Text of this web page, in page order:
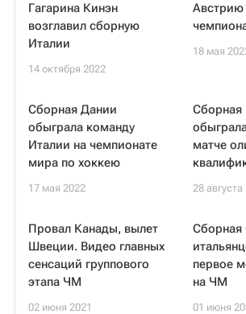
Гагарина Кинэн
возглавил сборную
Италии
14 октября 2022
Австрию
18 мая
Сборная Дании
обыграла команду
Италии на чемпионате
мира по хоккею
17 мая 2022
Сборная
матче
28 августа
Провал Канады, вылет
Швеции. Видео главных
сенсаций группового
этапа ЧМ
02 июня 2021
первое
на ЧМ
01 июня